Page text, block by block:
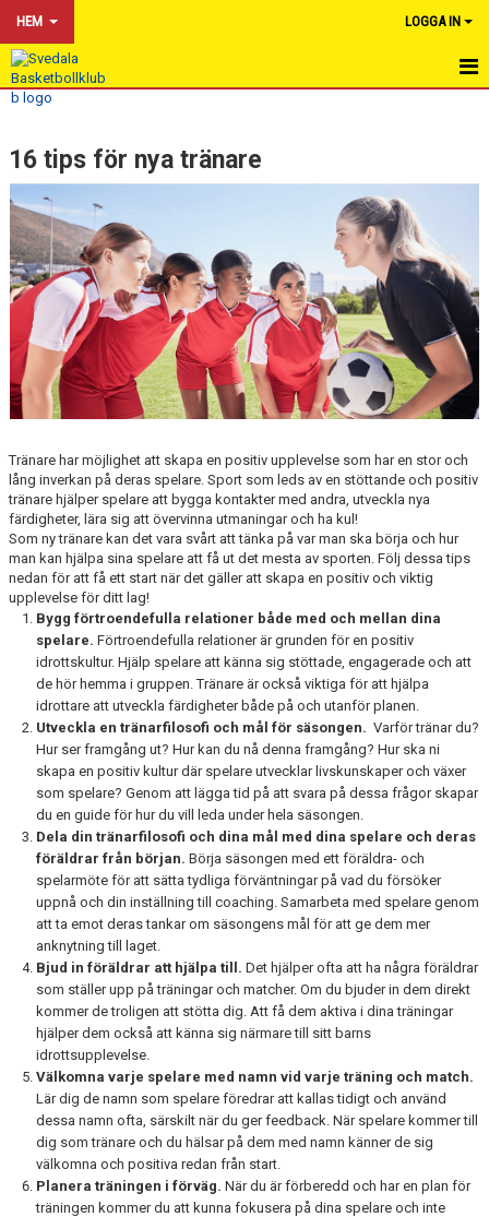
HEM LOGGA IN
HEM
NYHETER
OM KLUBBEN
KALENDER
BILDGALLERI
DOKUMENT
VÅRA LAG & TRÄNARE
16 TIPS FÖR NYA TRÄNARE
TEXT 2
16 tips för nya tränare
Tränare har möjlighet att skapa en positiv upplevelse som har en stor och
lång inverkan på deras spelare. Sport som leds av en stöttande och positiv
tränare hjälper spelare att bygga kontakter med andra, utveckla nya
färdigheter, lära sig att övervinna utmaningar och ha kul!
Som ny tränare kan det vara svårt att tänka på var man ska börja och hur
man kan hjälpa sina spelare att få ut det mesta av sporten. Följ dessa tips
nedan för att få ett start när det gäller att skapa en positiv och viktig
upplevelse för ditt lag!
Bygg förtroendefulla relationer både med och mellan dina
spelare. Förtroendefulla relationer är grunden för en positiv
idrottskultur. Hjälp spelare att känna sig stöttade, engagerade och att
de hör hemma i gruppen. Tränare är också viktiga för att hjälpa
idrottare att utveckla färdigheter både på och utanför planen.
Utveckla en tränarfilosofi och mål för säsongen. Varför tränar du?
Hur ser framgång ut? Hur kan du nå denna framgång? Hur ska ni
skapa en positiv kultur där spelare utvecklar livskunskaper och växer
som spelare? Genom att lägga tid på att svara på dessa frågor skapar
du en guide för hur du vill leda under hela säsongen.
Dela din tränarfilosofi och dina mål med dina spelare och deras
föräldrar från början. Börja säsongen med ett föräldra- och
spelarmöte för att sätta tydliga förväntningar på vad du försöker
uppnå och din inställning till coaching. Samarbeta med spelare genom
att ta emot deras tankar om säsongens mål för att ge dem mer
anknytning till laget.
Bjud in föräldrar att hjälpa till. Det hjälper ofta att ha några föräldrar
som ställer upp på träningar och matcher. Om du bjuder in dem direkt
kommer de troligen att stötta dig. Att få dem aktiva i dina träningar
hjälper dem också att känna sig närmare till sitt barns
idrottsupplevelse.
Välkomna varje spelare med namn vid varje träning och match.
Lär dig de namn som spelare föredrar att kallas tidigt och använd
dessa namn ofta, särskilt när du ger feedback. När spelare kommer till
dig som tränare och du hälsar på dem med namn känner de sig
välkomna och positiva redan från start.
Planera träningen i förväg. När du är förberedd och har en plan för
träningen kommer du att kunna fokusera på dina spelare och inte